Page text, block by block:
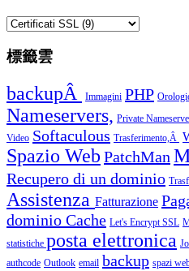
標籤雲
backupÂ Immagini PHP
Nameservers, Private
Video Softaculous Trasferimento,Â
Spazio Web PatchMan
Recupero di un dominio
Assistenza Fatturazione
dominio Cache Let's Encrypt SSL
statistiche posta elettronica
authcode Outlook email backup spazi